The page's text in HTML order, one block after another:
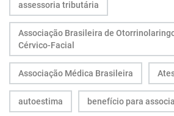
assessoria tributária
Associação Brasileira de
Cérvico-Facial
Associação Médica Brasileira
autoestima benefício para